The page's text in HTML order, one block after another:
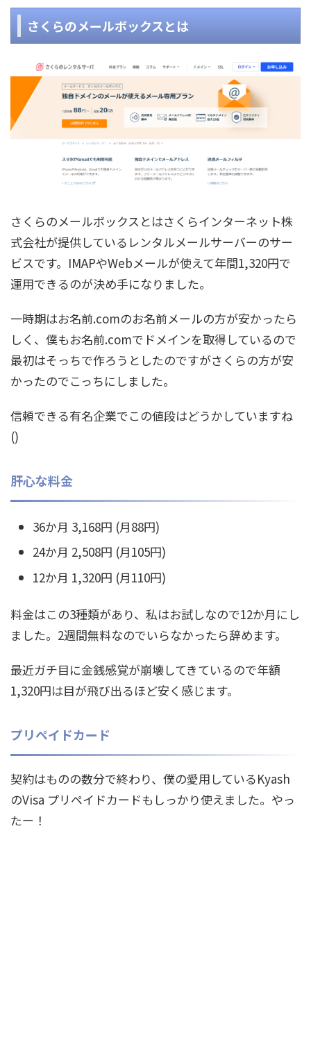
さくらのメールボックスとは
さくらのメールボックスとはさくらインターネット株
式会社が提供しているレンタルメールサーバーのサー
ビスです。IMAPやWebメールが使えて年間1,320円で
運用できるのが決め手になりました。
一時期はお名前.comのお名前メールの方が安かったら
しく、僕もお名前.comでドメインを取得しているので
最初はそっちで作ろうとしたのですがさくらの方が安
かったのでこっちにしました。
信頼できる有名企業でこの値段はどうかしていますね
()
肝心な料金
36か月 3,168円 (月88円)
24か月 2,508円 (月105円)
12か月 1,320円 (月110円)
料金はこの3種類があり、私はお試しなので12か月にし
ました。2週間無料なのでいらなかったら辞めます。
最近ガチ目に金銭感覚が崩壊してきているので年額
1,320円は目が飛び出るほど安く感じます。
プリペイドカード
契約はものの数分で終わり、僕の愛用しているKyash
のVisa プリペイドカードもしっかり使えました。やっ
たー！